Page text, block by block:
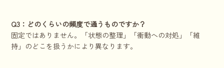
Q3：どのくらいの頻度で通うものですか？
固定ではありません。「状態の整理」「衝動への対処」「維
持」のどこを扱うかにより異なります。